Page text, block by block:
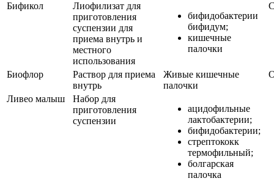
Бификол
Лиофилизат для
приготовления
суспензии для
приема внутрь и
местного
использования
бифидобактерии
бифидум;
кишечные
палочки
Биофлор
Раствор для приема
внутрь
Живые кишечные
палочки
Ливео малыш
Набор для
приготовления
суспензии
ацидофильные
лактобактерии;
бифидобактерии;
стрептококк
термофильный;
болгарская
палочка